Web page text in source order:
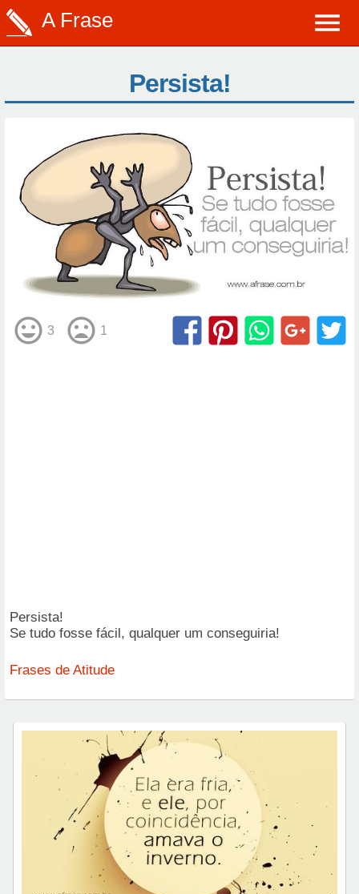
A Frase
Persista!
3 1
Persista!
Se tudo fosse fácil, qualquer um conseguiria!
Frases de Atitude